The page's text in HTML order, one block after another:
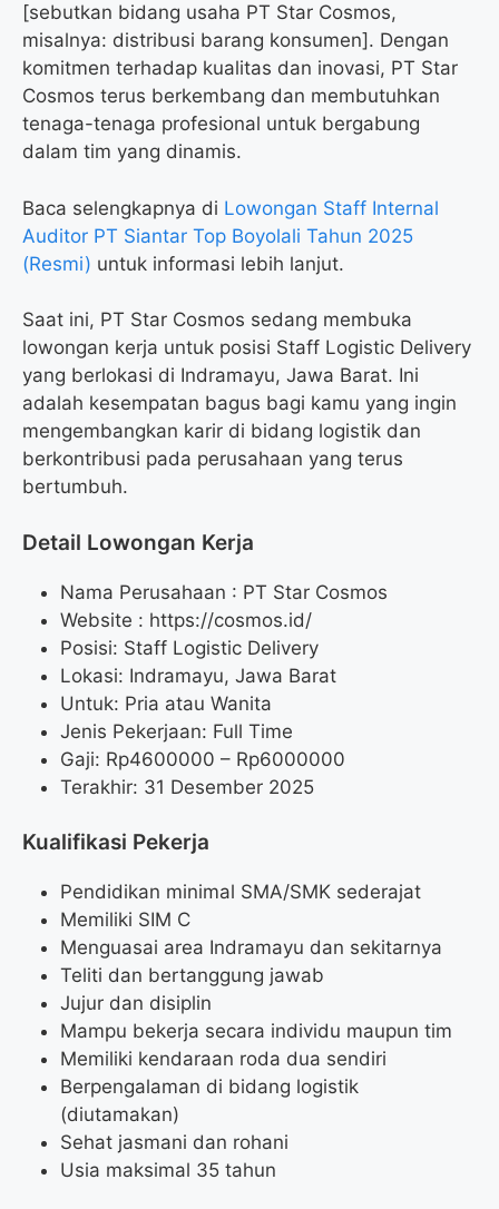
[sebutkan bidang usaha PT Star Cosmos,
misalnya: distribusi barang konsumen]. Dengan
komitmen terhadap kualitas dan inovasi, PT Star
Cosmos terus berkembang dan membutuhkan
tenaga-tenaga profesional untuk bergabung
dalam tim yang dinamis.
Baca selengkapnya di Lowongan Staff Internal
Auditor PT Siantar Top Boyolali Tahun 2025
(Resmi) untuk informasi lebih lanjut.
Saat ini, PT Star Cosmos sedang membuka
lowongan kerja untuk posisi Staff Logistic Delivery
yang berlokasi di Indramayu, Jawa Barat. Ini
adalah kesempatan bagus bagi kamu yang ingin
mengembangkan karir di bidang logistik dan
berkontribusi pada perusahaan yang terus
bertumbuh.
Detail Lowongan Kerja
Nama Perusahaan : PT Star Cosmos
Website : https://cosmos.id/
Posisi: Staff Logistic Delivery
Lokasi: Indramayu, Jawa Barat
Untuk: Pria atau Wanita
Jenis Pekerjaan: Full Time
Gaji: Rp4600000 – Rp6000000
Terakhir: 31 Desember 2025
Kualifikasi Pekerja
Pendidikan minimal SMA/SMK sederajat
Memiliki SIM C
Menguasai area Indramayu dan sekitarnya
Teliti dan bertanggung jawab
Jujur dan disiplin
Mampu bekerja secara individu maupun tim
Memiliki kendaraan roda dua sendiri
Berpengalaman di bidang logistik
(diutamakan)
Sehat jasmani dan rohani
Usia maksimal 35 tahun